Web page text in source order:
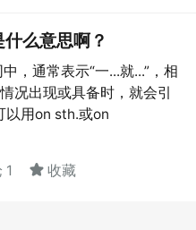
么意思啊？
，通常表示“一...就...”，相
况出现或具备时，就会引
以用on sth.或on
评论 1  收藏